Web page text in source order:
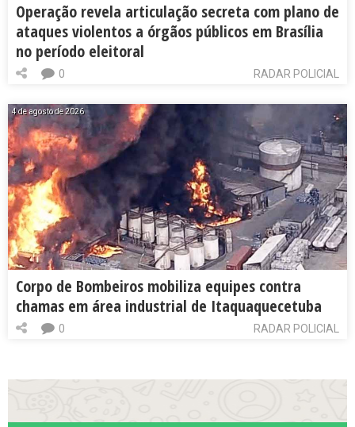
Operação revela articulação secreta com plano de
ataques violentos a órgãos públicos em Brasília
no período eleitoral
RADAR POLICIAL
0
4 de agosto de 2026
Corpo de Bombeiros mobiliza equipes contra
chamas em área industrial de Itaquaquecetuba
RADAR POLICIAL
0